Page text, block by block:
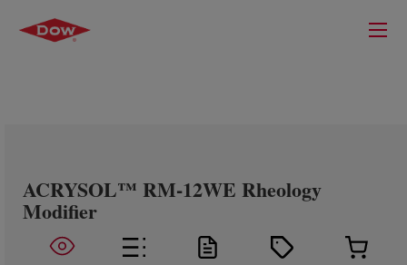
ACRYSOL™ RM-12WE Rheology
Modifier